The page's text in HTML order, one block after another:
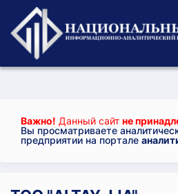
Важно! Данный сайт не
Вы просматриваете
предприятии на портале